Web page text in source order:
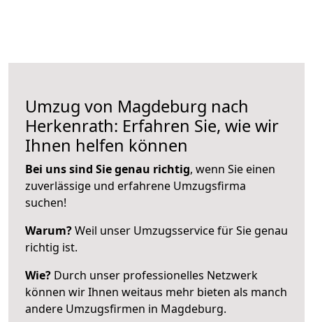
Umzug von Magdeburg nach
Herkenrath: Erfahren Sie, wie wir
Ihnen helfen können
Bei uns sind Sie genau richtig, wenn Sie einen
zuverlässige und erfahrene Umzugsfirma
suchen!
Warum?Weil unser Umzugsservice für Sie genau
richtig ist.
Wie? Durch unser professionelles Netzwerk
können wir Ihnen weitaus mehr bieten als manch
andere Umzugsfirmen in Magdeburg.